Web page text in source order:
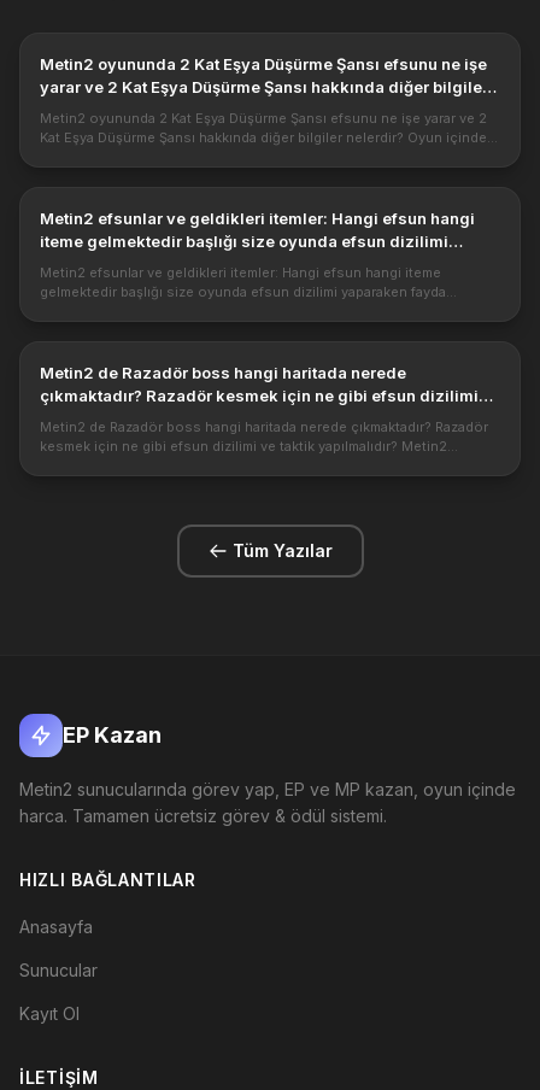
Metin2 oyununda 2 Kat Eşya Düşürme Şansı efsunu ne işe
yarar ve 2 Kat Eşya Düşürme Şansı hakkında diğer bilgiler
nelerdir?
Metin2 oyununda 2 Kat Eşya Düşürme Şansı efsunu ne işe yarar ve 2
Kat Eşya Düşürme Şansı hakkında diğer bilgiler nelerdir? Oyun içinde
Metin2 efsunlar ve geldikleri itemler: Hangi efsun hangi
iteme gelmektedir başlığı size oyunda efsun dizilimi
yaparaken ...
Metin2 efsunlar ve geldikleri itemler: Hangi efsun hangi iteme
gelmektedir başlığı size oyunda efsun dizilimi yaparaken fayda
Metin2 de Razadör boss hangi haritada nerede
çıkmaktadır? Razadör kesmek için ne gibi efsun dizilimi
ve taktik yapılmalıdır? Metin2 Razadörü kestikten sonra
hangi eşyalar düşer.
Metin2 de Razadör boss hangi haritada nerede çıkmaktadır? Razadör
kesmek için ne gibi efsun dizilimi ve taktik yapılmalıdır? Metin2
Tüm Yazılar
EP Kazan
Metin2 sunucularında görev yap, EP ve MP kazan, oyun içinde
harca. Tamamen ücretsiz görev & ödül sistemi.
HIZLI BAĞLANTILAR
Anasayfa
Sunucular
Kayıt Ol
İLETIŞIM